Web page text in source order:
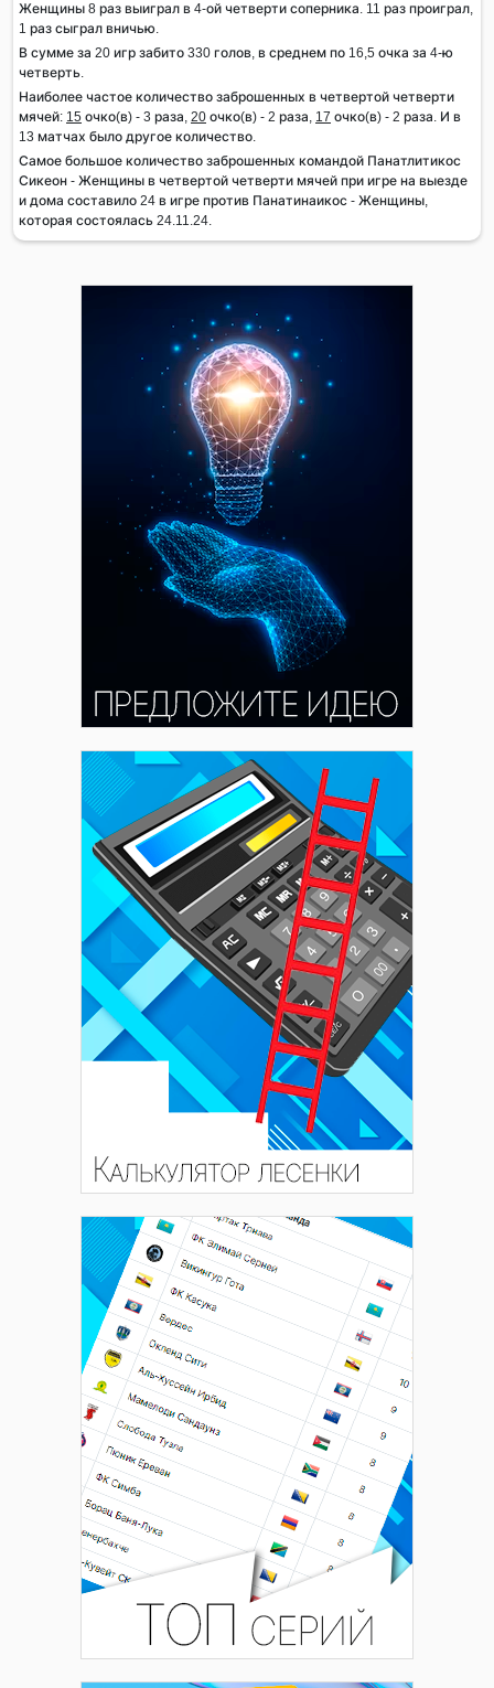
Женщины 8 раз выиграл в 4-ой четверти соперника. 11 раз проиграл,
1 раз сыграл вничью.
В сумме за 20 игр забито 330 голов, в среднем по 16,5 очка за 4-ю
четверть.
Наиболее частое количество заброшенных в четвертой четверти
мячей: 15 очко(в) - 3 раза, 20 очко(в) - 2 раза, 17 очко(в) - 2 раза. И в
13 матчах было другое количество.
Самое большое количество заброшенных командой Панатлитикос
Сикеон - Женщины в четвертой четверти мячей при игре на выезде
и дома составило 24 в игре против Панатинаикос - Женщины,
которая состоялась 24.11.24.